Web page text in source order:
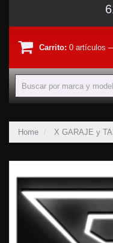
Carrito: 0 artículos
Home X GARAJE y